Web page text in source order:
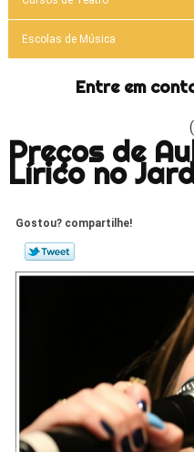
Escolas de Música
Entre em
Preços de
Lírico no
Gostou? compartilhe!